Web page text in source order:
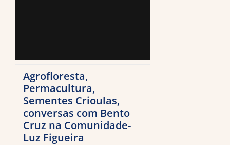
Agrofloresta,
Permacultura,
Sementes Crioulas,
conversas com Bento
Cruz na Comunidade-
Luz Figueira